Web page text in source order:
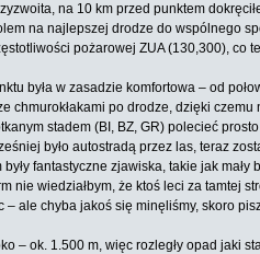
na 10 km przed punktem
na najlepszej drodze do wspólnego
pożarowej ZUA (130,300), co
była w zasadzie komfortowa – od
chmurokłakami po drodze, dzięki
stadem (BI, BZ, GR) polecieć
było autostradą przez las, teraz
fantastyczne zjawiska, takie jak
nie wiedziałbym, że ktoś leci za tamtej
– ale chyba jakoś się minęliśmy, skoro
– ok. 1.500 m, więc rozległy opad jaki